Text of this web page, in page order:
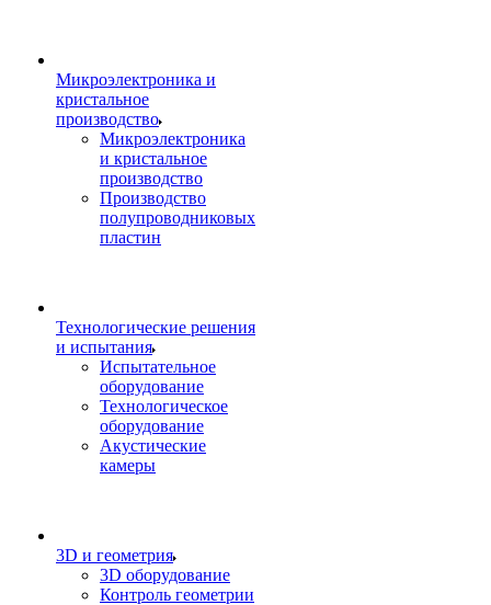
Микроэлектроника и
кристальное
производство
Микроэлектроника
и кристальное
производство
Производство
полупроводниковых
пластин
Технологические решения
и испытания
Испытательное
оборудование
Технологическое
оборудование
Акустические
камеры
3D и геометрия
3D оборудование
Контроль геометрии